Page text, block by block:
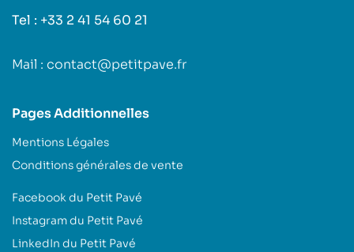
Tel : +33 2 41 54 60 21
Mail : contact@petitpave.fr
Pages Additionnelles
Mentions Légales
Conditions générales de vente
Facebook du Petit Pavé
Instagram du Petit Pavé
LinkedIn du Petit Pavé